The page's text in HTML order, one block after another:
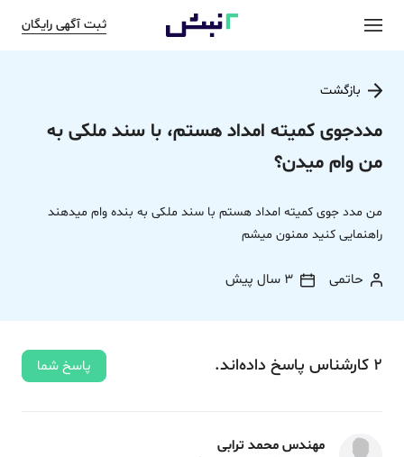
ثبت آگهی رایگان
بازگشت
مددجوی کمیته امداد هستم، با سند ملکی به
من وام میدن؟
من مدد جوی کمیته امداد هستم با سند ملکی به بنده وام میدهند
راهنمایی کنید ممنون میشم
حاتمی 3 سال پیش
2 کارشناس پاسخ داده‌اند. پاسخ شما
مهندس محمد ترابی